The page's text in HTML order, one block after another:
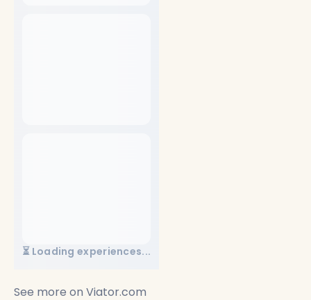
⏳ Loading experiences...
See more on Viator.com